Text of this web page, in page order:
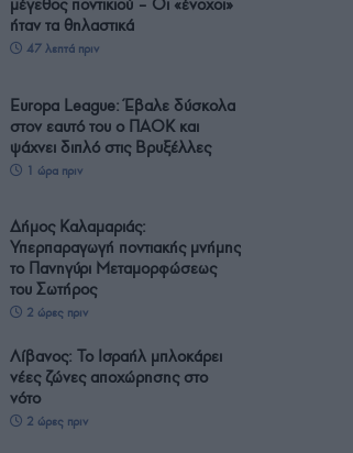
μέγεθος ποντικιού – Οι «ένοχοι»
ήταν τα θηλαστικά
47 λεπτά πριν
Europa League: Έβαλε δύσκολα
στον εαυτό του ο ΠΑΟΚ και
ψάχνει διπλό στις Βρυξέλλες
1 ώρα πριν
Δήμος Καλαμαριάς:
Υπερπαραγωγή ποντιακής μνήμης
το Πανηγύρι Μεταμορφώσεως
του Σωτήρος
2 ώρες πριν
Λίβανος: Το Ισραήλ μπλοκάρει
νέες ζώνες αποχώρησης στο
νότο
2 ώρες πριν